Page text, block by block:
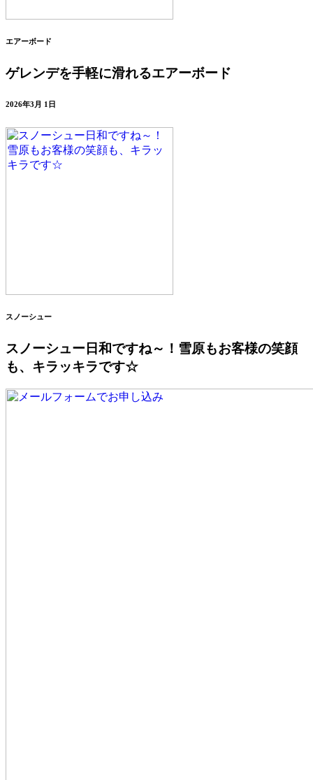
エアーボード
ゲレンデを手軽に滑れるエアーボード
2026年3月 1日
スノーシュー
スノーシュー日和ですね～！雪原もお客様の笑顔
も、キラッキラです☆